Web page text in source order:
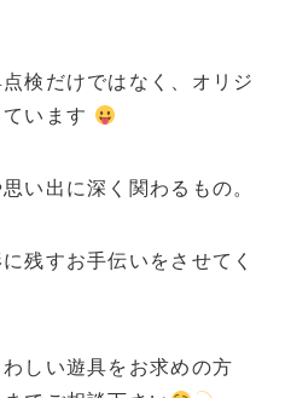
検だけではなく、オリジ
います
い出に深く関わるもの。
残すお手伝いをさせてく
しい遊具をお求めの方